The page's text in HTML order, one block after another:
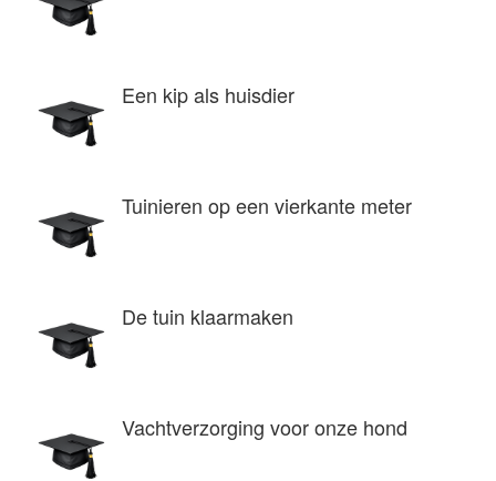
Een kip als huisdier
Tuinieren op een vierkante meter
De tuin klaarmaken
Vachtverzorging voor onze hond